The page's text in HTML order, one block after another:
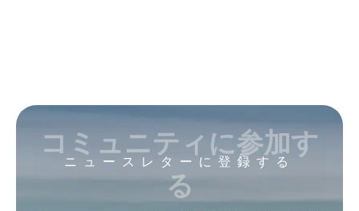
ニュースレターに登録する
コミュニティに参加す
る